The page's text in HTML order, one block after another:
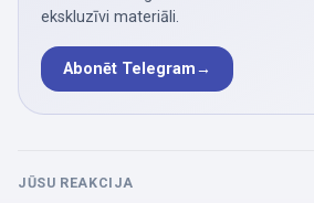
ekskluzīvi materiāli.
Abonēt Telegram→
JŪSU REAKCIJA